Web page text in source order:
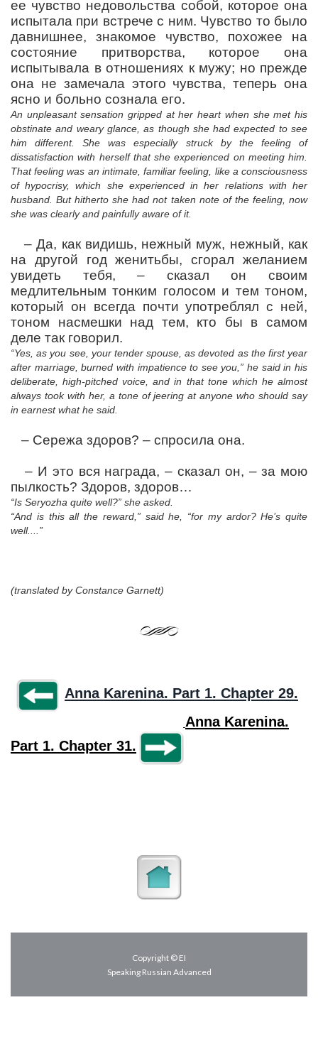
ее чувство недовольства собой, которое она
испытала при встрече с ним. Чувство то было
давнишнее, знакомое чувство, похожее на
состояние притворства, которое она
испытывала в отношениях к мужу; но прежде
она не замечала этого чувства, теперь она
ясно и больно сознала его.
An unpleasant sensation gripped at her heart when she met his
obstinate and weary glance, as though she had expected to see
him different. She was especially struck by the feeling of
dissatisfaction with herself that she experienced on meeting him.
That feeling was an intimate, familiar feeling, like a consciousness
of hypocrisy, which she experienced in her relations with her
husband. But hitherto she had not taken note of the feeling, now
she was clearly and painfully aware of it.
– Да, как видишь, нежный муж, нежный, как
на другой год женитьбы, сгорал желанием
увидеть тебя,
– сказал он своим
медлительным тонким голосом и тем тоном,
который он всегда почти употреблял с ней,
тоном насмешки над тем, кто бы в самом
деле так говорил.
“Yes, as you see, your tender spouse, as devoted as the first year
after marriage, burned with impatience to see you,” he said in his
deliberate, high-pitched voice, and in that tone which he almost
always took with her, a tone of jeering at anyone who should say
in earnest what he said.
– Сережа здоров? – спросила она.
– И это вся награда, – сказал он, – за мою
пылкость? Здоров, здоров…
“Is Seryozha quite well?” she asked.
“And is this all the reward,” said he, “for my ardor? He’s quite
well....”
(translated by Constance Garnett)
Anna Karenina. Part 1. Chapter 29.
Anna Karenina.
Part 1. Chapter 31.
Copyright © EI
Speaking Russian Advanced